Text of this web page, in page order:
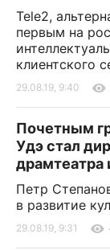
Tele2,
первым на
клиентского
29.08.19, 9:40
Почетным
Удэ стал
драмтеатра
Петр
в развитие
29.08.19, 9:31